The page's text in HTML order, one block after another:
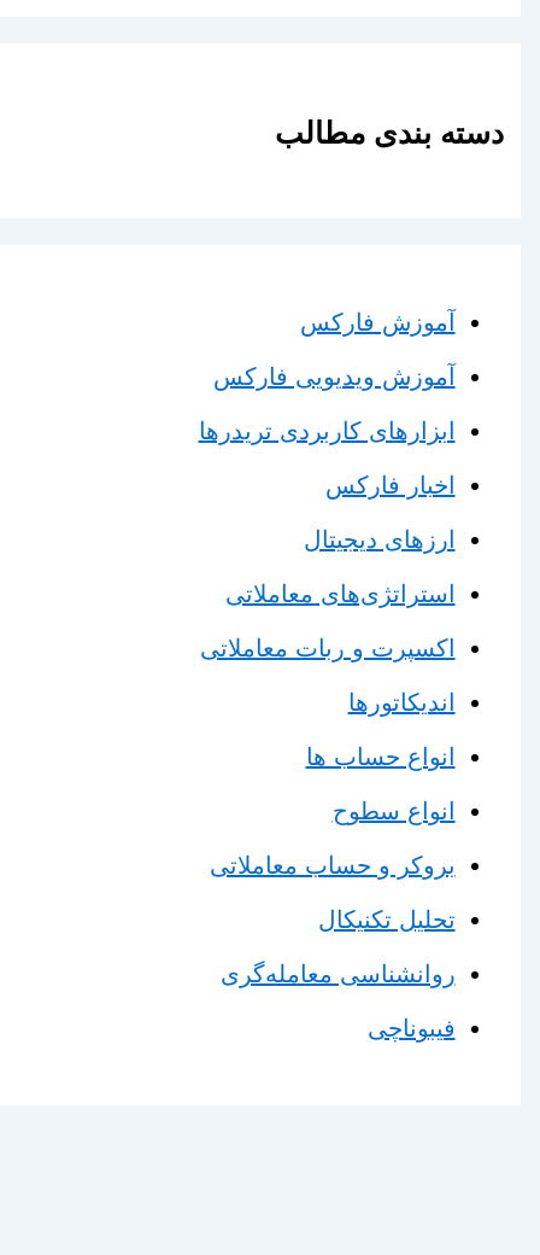
دسته بندی مطالب
آموزش فارکس
آموزش ویدیویی فارکس
ابزارهای کاربردی تریدرها
اخبار فارکس
ارزهای دیجیتال
استراتژی‌های معاملاتی
اکسپرت و ربات معاملاتی
اندیکاتورها
انواع حساب ها
انواع سطوح
بروکر و حساب معاملاتی
تحلیل تکنیکال
روانشناسی معامله‌گری
فیبوناچی